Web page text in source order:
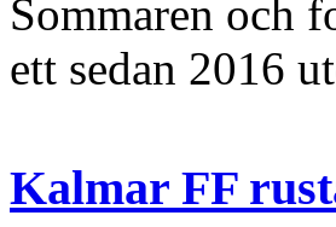
Sommaren och
ett sedan 2016
Kalmar FF